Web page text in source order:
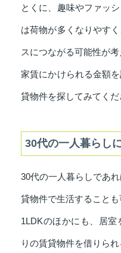
とくに、趣味やファッ
は荷物が多くなりやす
スにつながる可能性が考
家賃にかけられる金額
貸物件を探してみてくだ
30代の一人暮らし
30代の一人暮らしであ
貸物件で生活することも
1LDKのほかにも、居室
りの賃貸物件を借りられ